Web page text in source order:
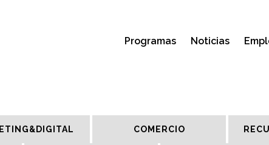
Programas Noticias
COMERCIO